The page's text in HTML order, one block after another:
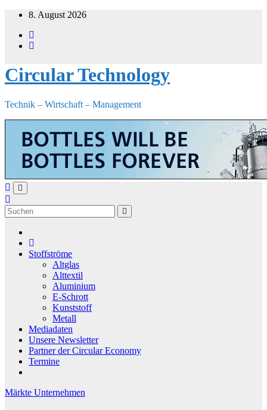
Zum
springen
8. August 2026
Circular Technology
Technik – Wirtschaft – Management
Stoffströme
Altglas
Alttextil
Aluminium
E-Schrott
Kunststoff
Metall
Mediadaten
Unsere Newsletter
Partner der Circular Economy
Termine
Märkte Unternehmen